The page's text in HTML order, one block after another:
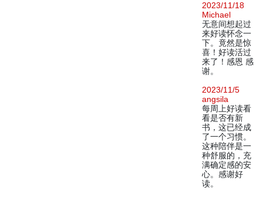
2023/11/18
Michael
无意间想起过
来好读怀念一
下。竟然是惊
喜！好读活过
来了！感恩 感
谢。
2023/11/5
angsila
每周上好读看
看是否有新
书，这已经成
了一个习惯。
这种陪伴是一
种舒服的，充
满确定感的安
心。感谢好
读。